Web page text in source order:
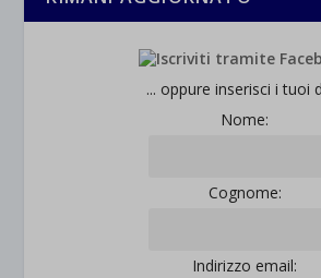
... oppure inserisci i tuoi
Nome:
Cognome:
Indirizzo email: